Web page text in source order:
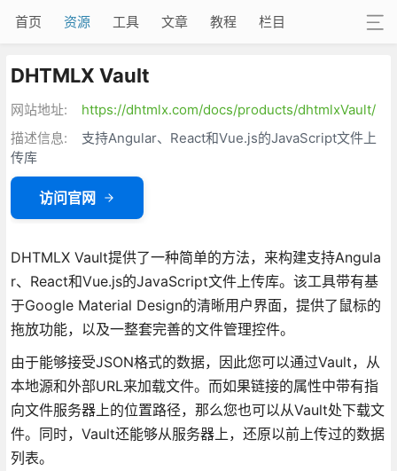
首页 资源 工具 文章 教程 栏目
DHTMLX Vault
网站地址:
https://dhtmlx.com/docs/products/dhtmlxVault/
描述信息:
支持Angular、React和Vue.js的JavaScript文件上
传库
访问官网
DHTMLX Vault提供了一种简单的方法，来构建支持Angula
r、React和Vue.js的JavaScript文件上传库。该工具带有基
于Google Material Design的清晰用户界面，提供了鼠标的
拖放功能，以及一整套完善的文件管理控件。
由于能够接受JSON格式的数据，因此您可以通过Vault，从
本地源和外部URL来加载文件。而如果链接的属性中带有指
向文件服务器上的位置路径，那么您也可以从Vault处下载文
件。同时，Vault还能够从服务器上，还原以前上传过的数据
列表。